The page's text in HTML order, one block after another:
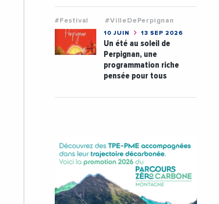
#Festival #VilleDePerpignan
10 JUIN 13 SEP 2026
Un été au soleil de
Perpignan, une
programmation riche
pensée pour tous